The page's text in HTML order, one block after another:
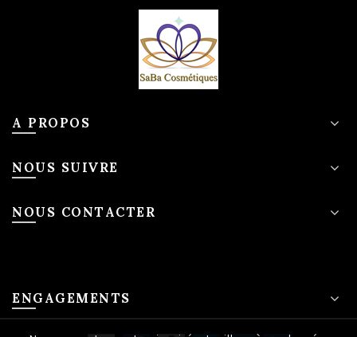
A PROPOS
NOUS SUIVRE
NOUS CONTACTER
ENGAGEMENTS